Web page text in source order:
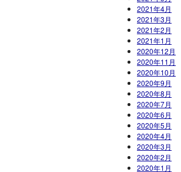
2021年4月
2021年3月
2021年2月
2021年1月
2020年12月
2020年11月
2020年10月
2020年9月
2020年8月
2020年7月
2020年6月
2020年5月
2020年4月
2020年3月
2020年2月
2020年1月